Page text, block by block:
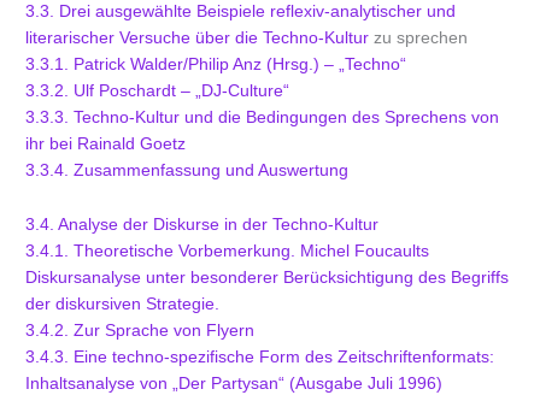
3.3. Drei ausgewählte Beispiele reflexiv-analytischer und
literarischer Versuche über die Techno-Kulturzu sprechen
3.3.1. Patrick Walder/Philip Anz (Hrsg.) – „Techno“
3.3.2. Ulf Poschardt – „DJ-Culture“
3.3.3. Techno-Kultur und die Bedingungen des Sprechens von
ihr bei Rainald Goetz
3.3.4. Zusammenfassung und Auswertung
3.4. Analyse der Diskurse in der Techno-Kultur
3.4.1. Theoretische Vorbemerkung. Michel Foucaults
Diskursanalyse unter besonderer Berücksichtigung des Begriffs
der diskursiven Strategie.
3.4.2. Zur Sprache von Flyern
3.4.3. Eine techno-spezifische Form des Zeitschriftenformats:
Inhaltsanalyse von „Der Partysan“ (Ausgabe Juli 1996)